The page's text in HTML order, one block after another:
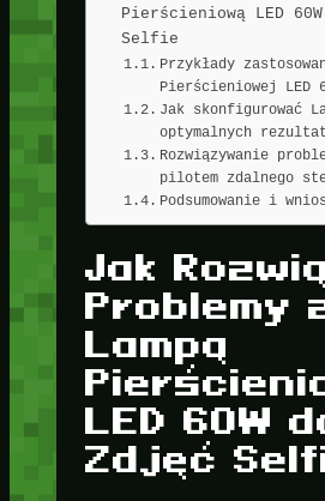
Pierścieniową LED
Selfie
Przykłady
Pierścieniowej LED
Jak skonfigurować
optymalnych
Rozwiązywanie
pilotem zdalnego
Podsumowanie i
Jak
Problemy
Lampą
LED 60W
Zdjęć